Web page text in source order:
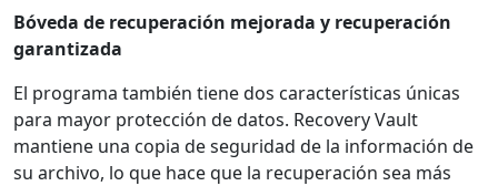
Bóveda de recuperación mejorada y recuperación
garantizada
El programa también tiene dos características únicas
para mayor protección de datos. Recovery Vault
mantiene una copia de seguridad de la información de
su archivo, lo que hace que la recuperación sea más